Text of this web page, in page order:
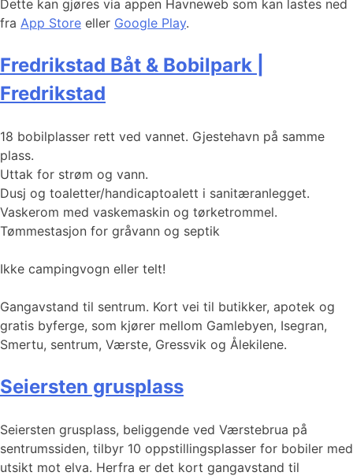
Dette kan gjøres via appen Havneweb som kan lastes ned
fra App Store eller Google Play.
Fredrikstad Båt & Bobilpark |
Fredrikstad
18 bobilplasser rett ved vannet. Gjestehavn på samme
plass.
Uttak for strøm og vann.
Dusj og toaletter/handicaptoalett i sanitæranlegget.
Vaskerom med vaskemaskin og tørketrommel.
Tømmestasjon for gråvann og septik
Ikke campingvogn eller telt!
Gangavstand til sentrum. Kort vei til butikker, apotek og
gratis byferge, som kjører mellom Gamlebyen, Isegran,
Smertu, sentrum, Værste, Gressvik og Ålekilene.
Seiersten grusplass
Seiersten grusplass, beliggende ved Værstebrua på
sentrumssiden, tilbyr 10 oppstillingsplasser for bobiler med
utsikt mot elva. Herfra er det kort gangavstand til